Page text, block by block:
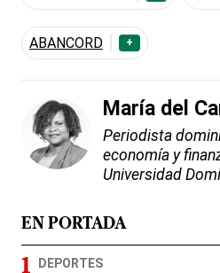
ABANCORD +
María del
Periodista
economía y
Universidad
EN PORTADA
DEPORTES